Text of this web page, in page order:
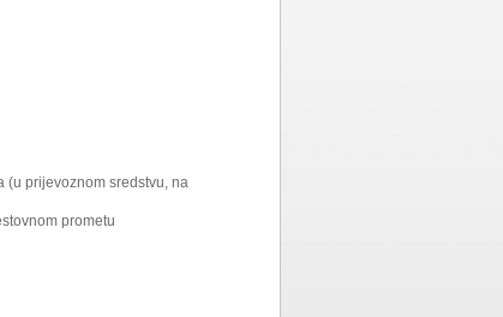
(u prijevoznom sredstvu, na
prometu